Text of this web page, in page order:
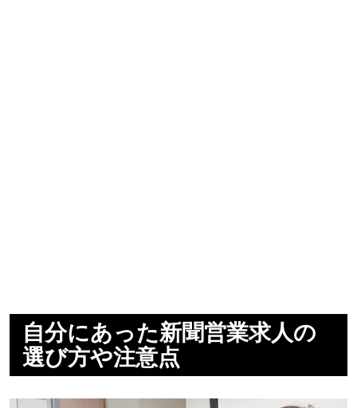
自分にあった新聞営業求人の
選び方や注意点